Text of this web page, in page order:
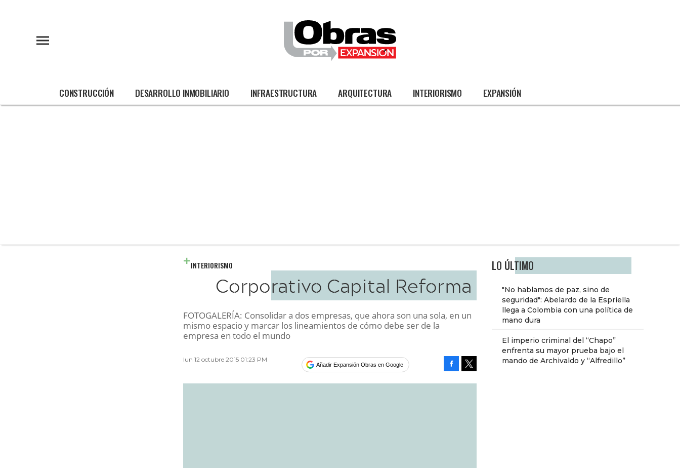
CONSTRUCCIÓN DESARROLLO INMOBILIARIO INFRAESTRUCTURA ARQUITECTURA INTERIORISMO EXPANSIÓN
LO ÚLTIMO
"No hablamos de paz, sino de
seguridad": Abelardo de la Espriella
llega a Colombia con una política de
mano dura
El imperio criminal del “Chapo”
enfrenta su mayor prueba bajo el
mando de Archivaldo y “Alfredillo”
INTERIORISMO
Corporativo Capital Reforma
FOTOGALERÍA: Consolidar a dos empresas, que ahora son una sola, en un
mismo espacio y marcar los lineamientos de cómo debe ser de la
empresa en todo el mundo
lun 12 octubre 2015 01:23 PM
Añadir Expansión Obras en Google